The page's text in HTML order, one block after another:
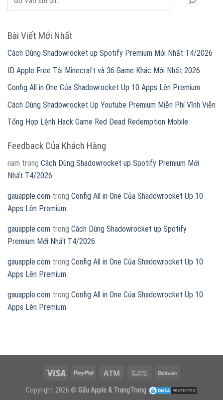
Bài Viết Mới Nhất
Cách Dùng Shadowrocket up Spotify Premium Mới Nhất T4/2026
ID Apple Free Tải Minecraft và 36 Game Khác Mới Nhất 2026
Config All in One Của Shadowrocket Up 10 Apps Lên Premium
Cách Dùng Shadowrocket Up Youtube Premium Miễn Phí Vĩnh Viễn
Tổng Hợp Lệnh Hack Game Red Dead Redemption Mobile
Feedback Của Khách Hàng
nam trong Cách Dùng Shadowrocket up Spotify Premium Mới
Nhất T4/2026
gauapple.com trong Config All in One Của Shadowrocket Up 10
Apps Lên Premium
gauapple.com trong Cách Dùng Shadowrocket up Spotify
Premium Mới Nhất T4/2026
gauapple.com trong Config All in One Của Shadowrocket Up 10
Apps Lên Premium
gauapple.com trong Config All in One Của Shadowrocket Up 10
Apps Lên Premium
Copyright 2026 © Gấu Apple & TrangTrang